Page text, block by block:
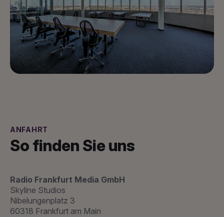
ANFAHRT
So finden Sie uns
Radio Frankfurt Media GmbH
Skyline Studios
Nibelungenplatz 3
60318 Frankfurt am Main